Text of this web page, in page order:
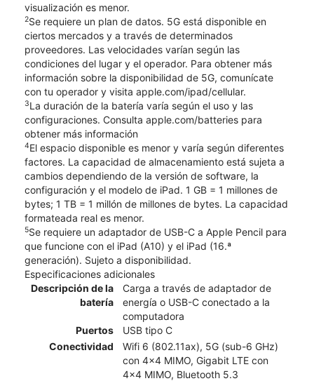
visualización es menor.
2Se requiere un plan de datos. 5G está disponible en
ciertos mercados y a través de determinados
proveedores. Las velocidades varían según las
condiciones del lugar y el operador. Para obtener más
información sobre la disponibilidad de 5G, comunícate
con tu operador y visita apple.com/ipad/cellular.
3La duración de la batería varía según el uso y las
configuraciones. Consulta apple.com/batteries para
obtener más información
4El espacio disponible es menor y varía según diferentes
factores. La capacidad de almacenamiento está sujeta a
cambios dependiendo de la versión de software, la
configuración y el modelo de iPad. 1 GB = 1 millones de
bytes; 1 TB = 1 millón de millones de bytes. La capacidad
formateada real es menor.
5Se requiere un adaptador de USB-C a Apple Pencil para
que funcione con el iPad (A10) y el iPad (16.ª
generación). Sujeto a disponibilidad.
Especificaciones adicionales
Descripción de la
batería
Carga a través de adaptador de
energía o USB-C conectado a la
computadora
Puertos
USB tipo C
Conectividad
Wifi 6 (802.11ax), 5G (sub-6 GHz)
con 4x4 MIMO, Gigabit LTE con
4x4 MIMO, Bluetooth 5.3